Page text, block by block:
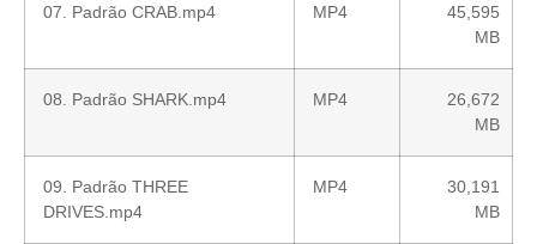
07. Padrão CRAB.mp4 MP4
45,595
MB
08. Padrão SHARK.mp4 MP4
26,672
MB
09. Padrão THREE
DRIVES.mp4
MP4
30,191
MB